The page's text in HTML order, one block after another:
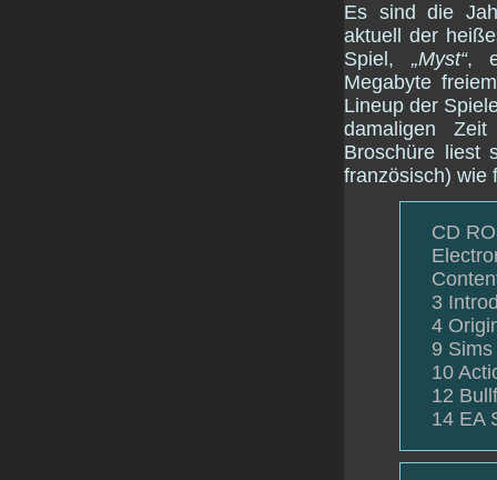
Es sind die
aktuell der
Spiel, „Myst“,
Megabyte
Lineup der
damaligen
Broschüre liest
französisch) wie
CD
3
4
9 Sims
10
12
14 EA